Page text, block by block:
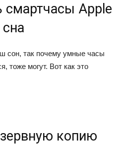
смартчасы Apple
сон, так почему умные часы
тоже могут. Вот как это
копию